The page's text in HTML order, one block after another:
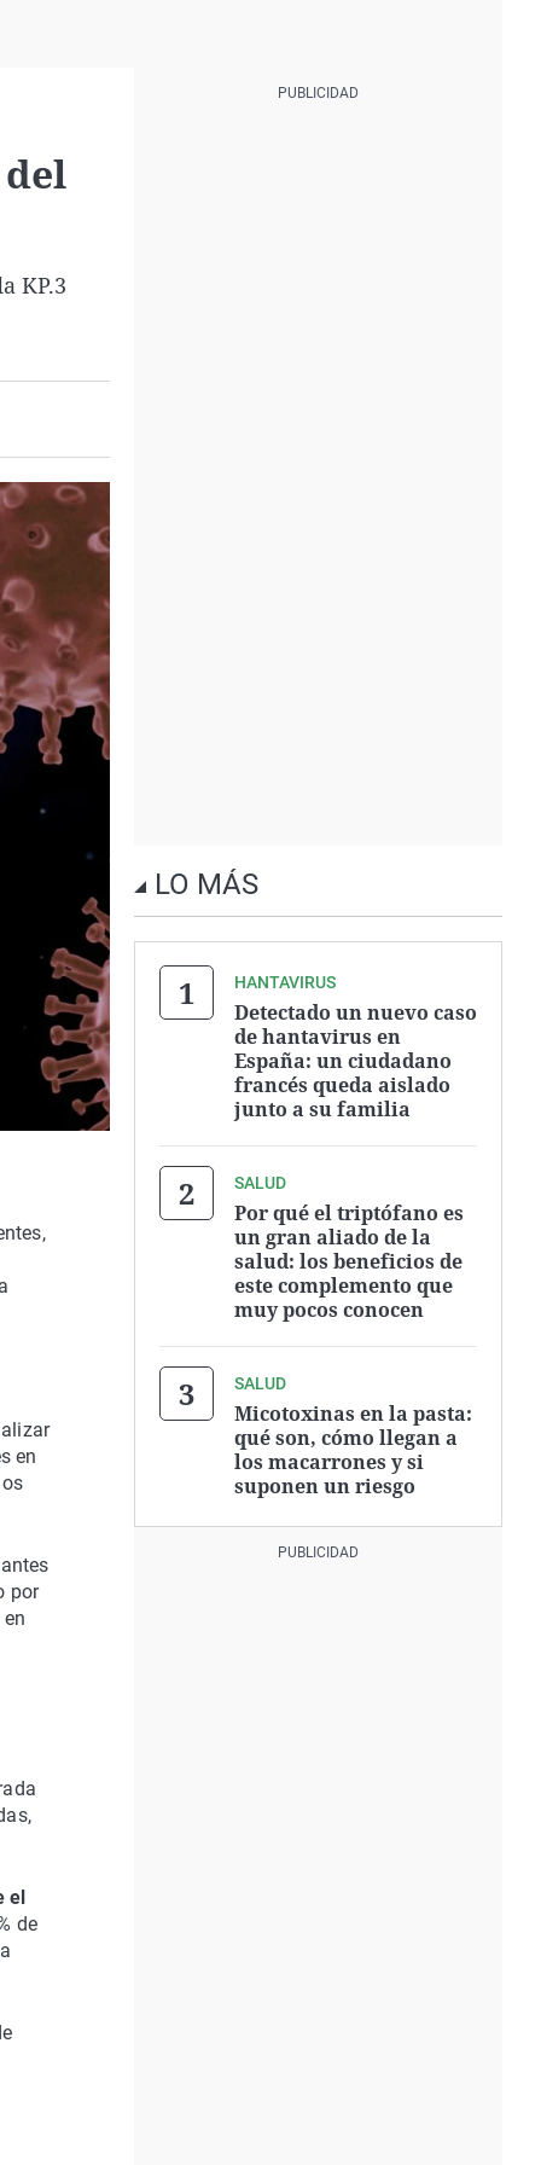
KP.3
en
por
el
de
LO MÁS
HANTAVIRUS
Detectado un nuevo caso
de hantavirus en
España: un ciudadano
francés queda aislado
junto a su familia
SALUD
Por qué el triptófano es
un gran aliado de la
salud: los beneficios de
este complemento que
muy pocos conocen
SALUD
Micotoxinas en la pasta:
qué son, cómo llegan a
los macarrones y si
suponen un riesgo